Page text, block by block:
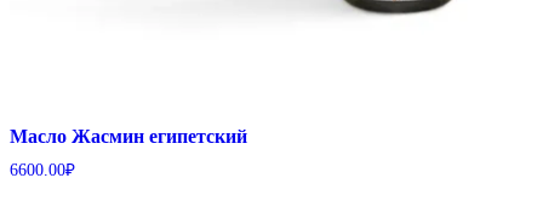
Масло Жасмин египетский
6600.00₽